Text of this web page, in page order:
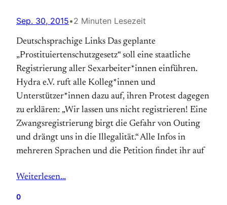
Sep. 30, 2015•2 Minuten Lesezeit
Deutschsprachige Links Das geplante
„Prostituiertenschutzgesetz“ soll eine staatliche
Registrierung aller Sexarbeiter*innen einführen.
Hydra e.V. ruft alle Kolleg*innen und
Unterstützer*innen dazu auf, ihren Protest dagegen
zu erklären: „Wir lassen uns nicht registrieren! Eine
Zwangsregistrierung birgt die Gefahr von Outing
und drängt uns in die Illegalität.“ Alle Infos in
mehreren Sprachen und die Petition findet ihr auf
Weiterlesen…
0